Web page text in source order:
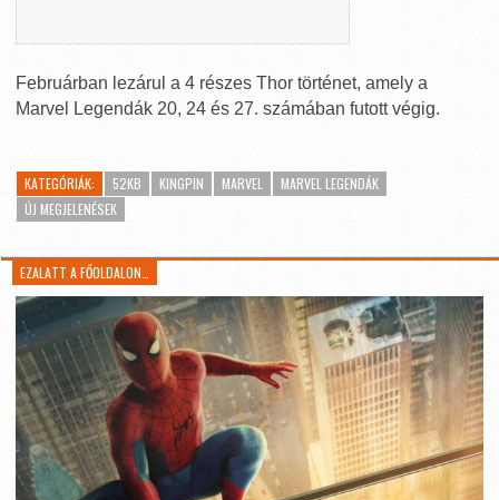
Februárban lezárul a 4 részes Thor történet, amely a
Marvel Legendák 20, 24 és 27. számában futott végig.
KATEGÓRIÁK: 52KB KINGPIN MARVEL
MARVEL LEGENDÁK
ÚJ MEGJELENÉSEK
EZALATT A FŐOLDALON…